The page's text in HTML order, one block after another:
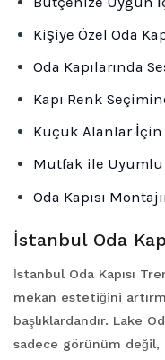
Kişiye Özel Oda
Oda Kapılarında
Kapı Renk
Küçük Alanlar İçin
Mutfak ile Uyumlu
Oda Kapısı
İstanbul Oda
İstanbul Oda Kapısı
mekan estetiğini
başlıklardandır. Lake
sadece görünüm değil,